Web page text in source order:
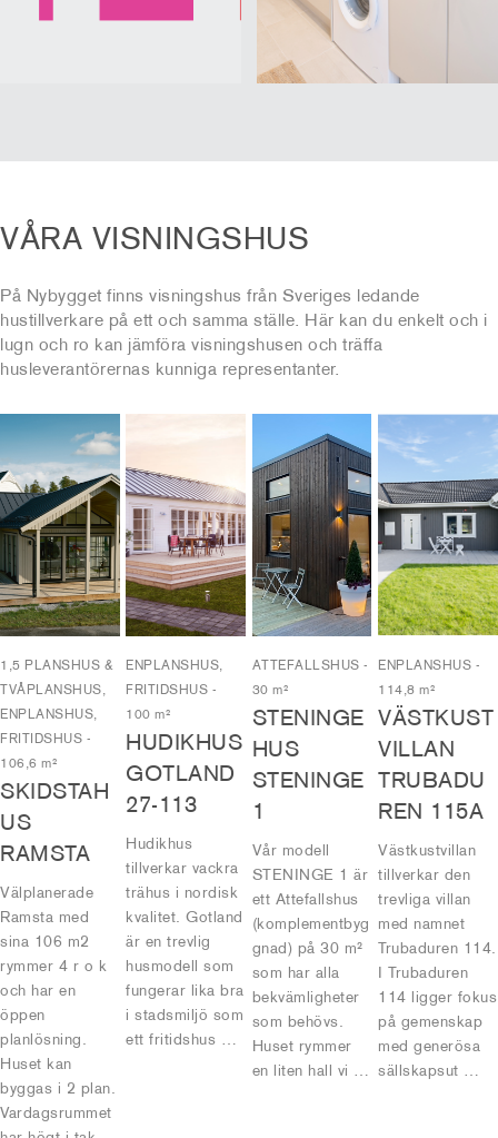
VÅRA VISNINGSHUS
På Nybygget finns visningshus från Sveriges ledande
hustillverkare på ett och samma ställe. Här kan du enkelt och i
lugn och ro kan jämföra visningshusen och träffa
husleverantörernas kunniga representanter.
1,5 PLANSHUS &
TVÅPLANSHUS,
ENPLANSHUS,
FRITIDSHUS -
106,6 m²
SKIDSTAH
US
RAMSTA
Välplanerade
Ramsta med
sina 106 m2
rymmer 4 r o k
och har en
öppen
planlösning.
Huset kan
byggas i 2 plan.
Vardagsrummet
ENPLANSHUS,
FRITIDSHUS -
100 m²
HUDIKHUS
GOTLAND
27-113
Hudikhus
tillverkar vackra
trähus i nordisk
kvalitet. Gotland
är en trevlig
husmodell som
fungerar lika bra
i stadsmiljö som
ett fritidshus …
ATTEFALLSHUS -
30 m²
STENINGE
HUS
STENINGE
1
Vår modell
STENINGE 1 är
ett Attefallshus
(komplementbyg
gnad) på 30 m²
som har alla
bekvämligheter
som behövs.
Huset rymmer
en liten hall vi …
ENPLANSHUS -
114,8 m²
VÄSTKUST
VILLAN
TRUBADU
REN 115A
Västkustvillan
tillverkar den
trevliga villan
med namnet
Trubaduren 114.
I Trubaduren
114 ligger fokus
på gemenskap
med generösa
sällskapsut …